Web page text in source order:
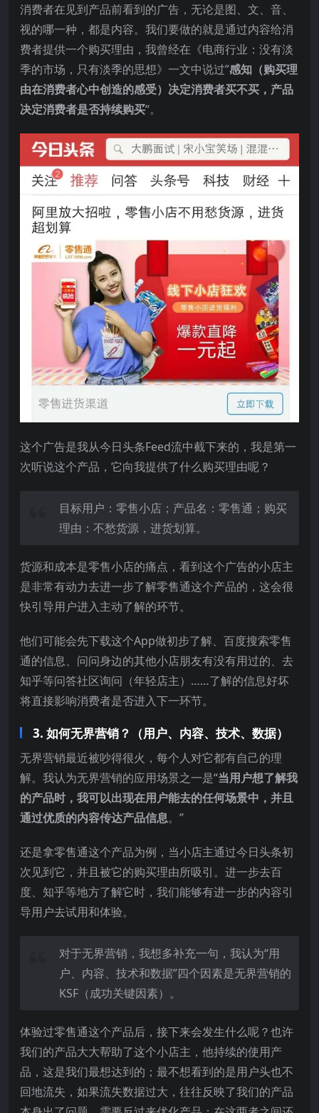
消费者在见到产品前看到的广告，无论是图、文、音、
视的哪一种，都是内容。我们要做的就是通过内容给消
费者提供一个购买理由，我曾经在《电商行业：没有淡
季的市场，只有淡季的思想》一文中说过”感知（购买理
由在消费者心中创造的感受）决定消费者买不买，产品
决定消费者是否持续购买“。
这个广告是我从今日头条Feed流中截下来的，我是第一
次听说这个产品，它向我提供了什么购买理由呢？
目标用户：零售小店；产品名：零售通；购买
理由：不愁货源，进货划算。
货源和成本是零售小店的痛点，看到这个广告的小店主
是非常有动力去进一步了解零售通这个产品的，这会很
快引导用户进入主动了解的环节。
他们可能会先下载这个App做初步了解、百度搜索零售
通的信息、问问身边的其他小店朋友有没有用过的、去
知乎等问答社区询问（年轻店主）……了解的信息好坏
将直接影响消费者是否进入下一环节。
3. 如何无界营销？（用户、内容、技术、数据）
无界营销最近被吵得很火，每个人对它都有自己的理
解。我认为无界营销的应用场景之一是“当用户想了解我
的产品时，我可以出现在用户能去的任何场景中，并且
通过优质的内容传达产品信息。”
还是拿零售通这个产品为例，当小店主通过今日头条初
次见到它，并且被它的购买理由所吸引。进一步去百
度、知乎等地方了解它时，我们能够有进一步的内容引
导用户去试用和体验。
对于无界营销，我想多补充一句，我认为“用
户、内容、技术和数据”四个因素是无界营销的
KSF（成功关键因素）。
体验过零售通这个产品后，接下来会发生什么呢？也许
我们的产品大大帮助了这个小店主，他持续的使用产
品，这是我们最想达到的；最不想看到的是用户头也不
回地流失，如果流失数据过大，往往反映了我们的产品